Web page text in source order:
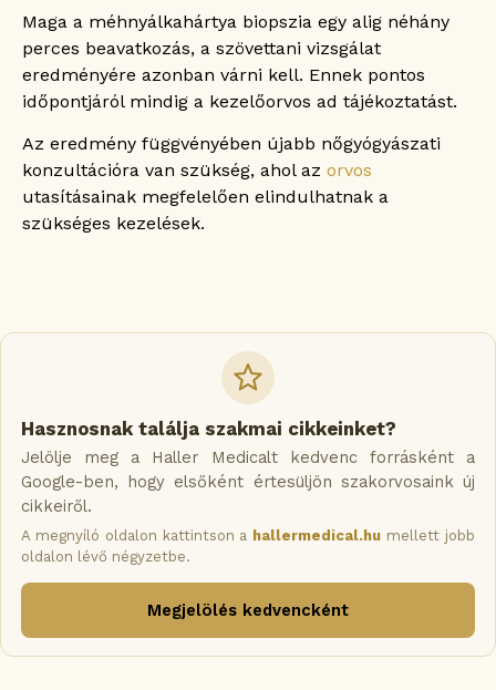
Maga a méhnyálkahártya biopszia egy alig néhány
perces beavatkozás, a szövettani vizsgálat
eredményére azonban várni kell. Ennek pontos
időpontjáról mindig a kezelőorvos ad tájékoztatást.
Az eredmény függvényében újabb nőgyógyászati
konzultációra van szükség, ahol az orvos
utasításainak megfelelően elindulhatnak a
szükséges kezelések.
Hasznosnak találja szakmai cikkeinket?
Jelölje meg a Haller Medicalt kedvenc forrásként a
Google-ben, hogy elsőként értesüljön szakorvosaink új
cikkeiről.
A megnyíló oldalon kattintson a hallermedical.hu mellett jobb
oldalon lévő négyzetbe.
Megjelölés kedvencként